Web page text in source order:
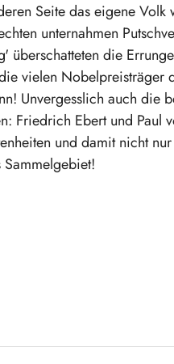
Seite das eigene Volk
unternahmen
die
vielen Nobelpreisträger
Unvergesslich auch die
Friedrich Ebert und Paul
und damit nicht